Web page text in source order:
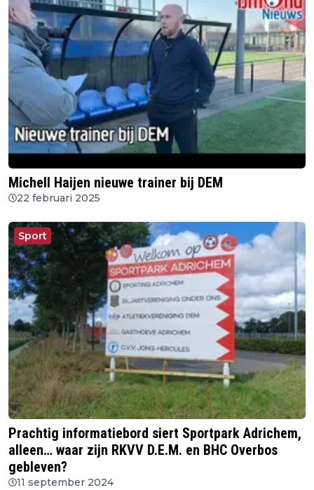
Michell Haijen nieuwe trainer bij DEM
22 februari 2025
Sport
Prachtig informatiebord siert Sportpark Adrichem,
alleen… waar zijn RKVV D.E.M. en BHC Overbos
gebleven?
11 september 2024